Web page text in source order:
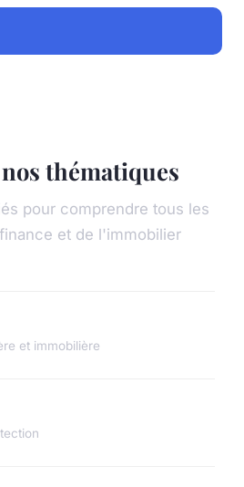
thématiques
pour comprendre tous les
et de l'immobilier
et immobilière